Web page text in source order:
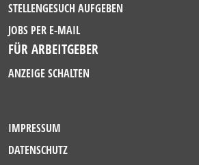
STELLENGESUCH AUFGEBEN
JOBS PER E-MAIL
FÜR ARBEITGEBER
ANZEIGE SCHALTEN
IMPRESSUM
DATENSCHUTZ